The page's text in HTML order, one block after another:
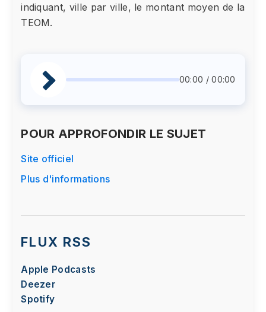
indiquant, ville par ville, le montant moyen de la
TEOM.
00:00 / 00:00
POUR APPROFONDIR LE SUJET
Site officiel
Plus d'informations
FLUX RSS
Apple Podcasts
Deezer
Spotify